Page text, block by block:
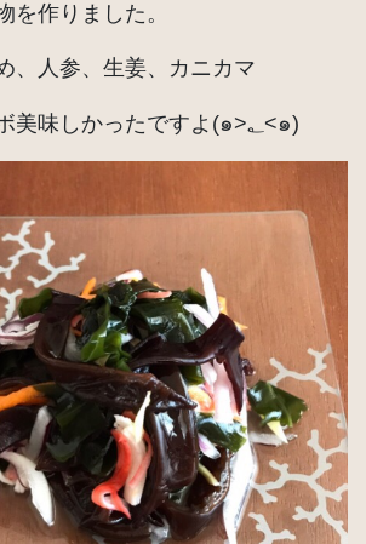
を作りました。
、人参、生姜、カニカマ
海の幸とのコラボ美味しかったですよ(๑>؂<๑)